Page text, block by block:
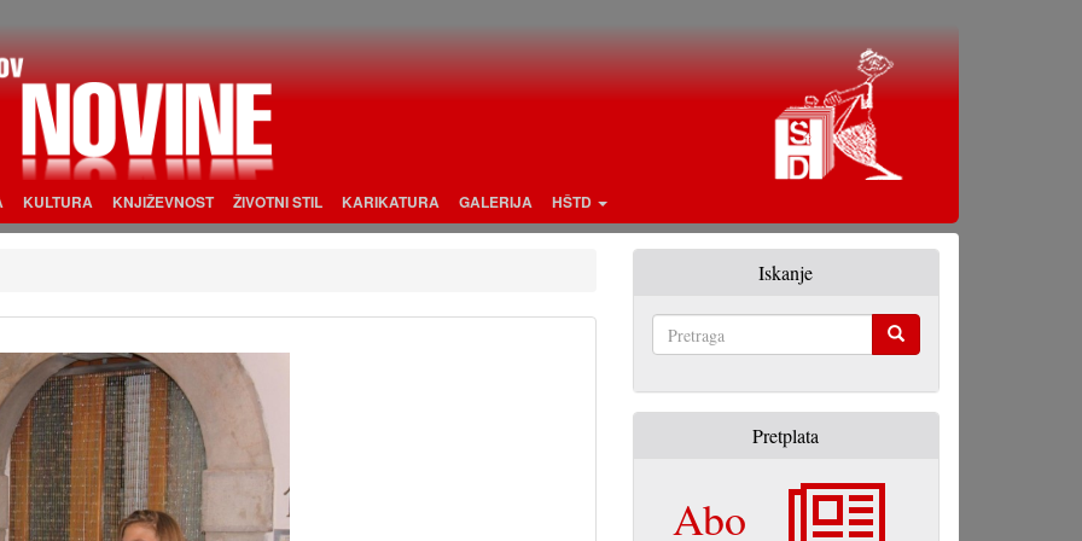
KULTURA KNJIŽEVNOST ŽIVOTNI STIL KARIKATURA GALERIJA HŠTD
Iskanje
Pretplata
Abo